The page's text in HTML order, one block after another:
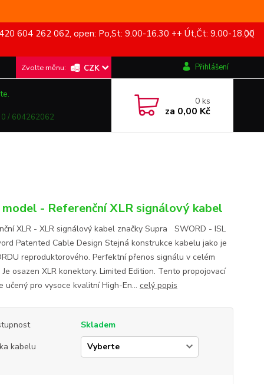
604 262 062, open: Po,St: 9.00-16.30 ++ Út,Čt: 9.00-18.00
CZK Přihlášení
/ 604262062
0ks
za 0,00 Kč
- Referenční XLR signálový kabel
XLR - XLR signálový kabel značky Supra SWORD - ISL
Patented Cable Design Stejná konstrukce kabelu jako je
reproduktorového. Perfektní přenos signálu v celém
Je osazen XLR konektory. Limited Edition. Tento propojovací
učený pro vysoce kvalitní High-En... celý popis
Skladem
kabelu